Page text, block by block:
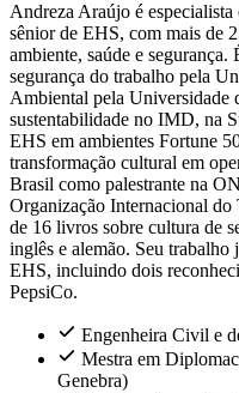
Andreza Araújo é
sênior de EHS, com mais de
ambiente, saúde e
segurança do trabalho pela
Ambiental pela Universidade
sustentabilidade no IMD, na
EHS em ambientes Fortune
transformação cultural em
Brasil como palestrante na
Organização Internacional
de 16 livros sobre cultura de
inglês e alemão. Seu trabalho
EHS, incluindo dois
PepsiCo.
Engenheira Civil e
Mestra em
Genebra)